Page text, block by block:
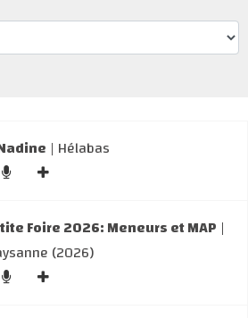
| Hélabas
Foire 2026: Meneurs et MAP |
(2026)